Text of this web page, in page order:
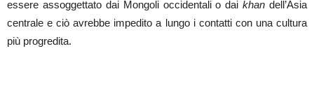
essere assoggettato dai Mongoli occidentali o daikhan dell’Asia
centrale e ciò avrebbe impedito a lungo i contatti con una cultura
più progredita.